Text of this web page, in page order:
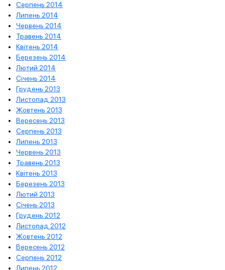
Серпень 2014
Липень 2014
Червень 2014
Травень 2014
Квітень 2014
Березень 2014
Лютий 2014
Січень 2014
Грудень 2013
Листопад 2013
Жовтень 2013
Вересень 2013
Серпень 2013
Липень 2013
Червень 2013
Травень 2013
Квітень 2013
Березень 2013
Лютий 2013
Січень 2013
Грудень 2012
Листопад 2012
Жовтень 2012
Вересень 2012
Серпень 2012
Липень 2012